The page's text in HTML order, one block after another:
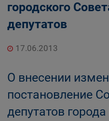
городского
депутатов
17.06.2013
О внесении
постановление
депутатов